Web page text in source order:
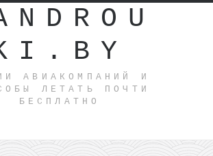
АВИАКОМПАНИЙ И
ЛЕТАТЬ ПОЧТИ
БЕСПЛАТНО